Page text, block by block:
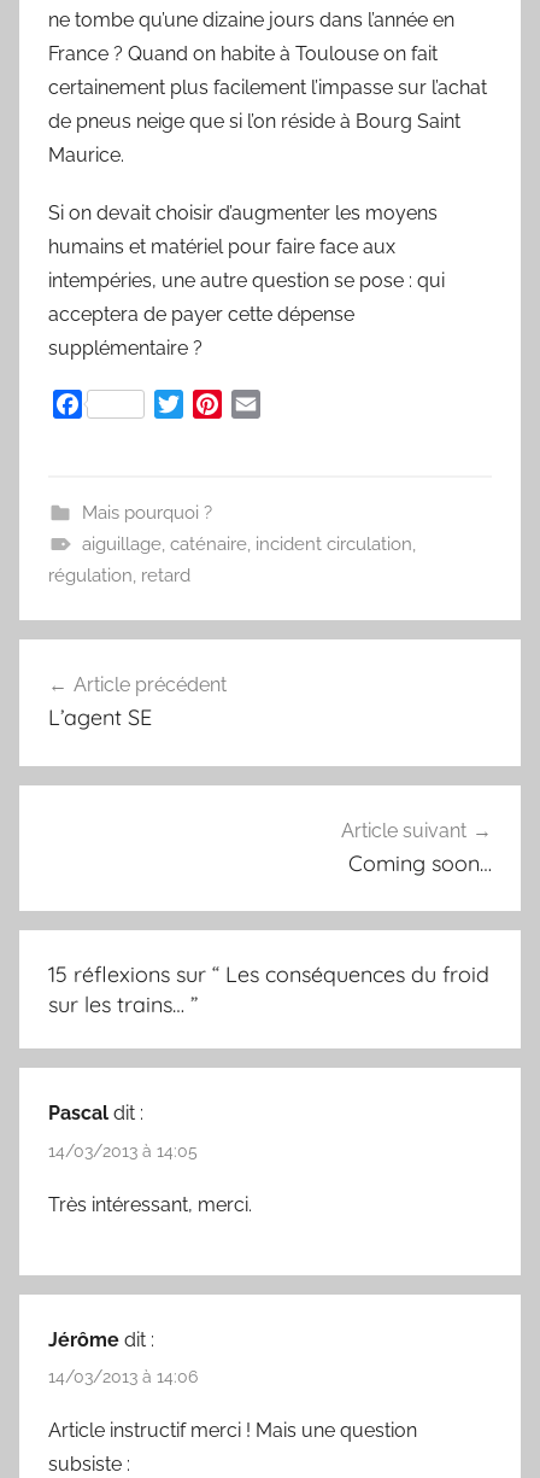
ne tombe qu’une dizaine jours dans l’année en
France ? Quand on habite à Toulouse on fait
certainement plus facilement l’impasse sur l’achat
de pneus neige que si l’on réside à Bourg Saint
Maurice.
Si on devait choisir d’augmenter les moyens
humains et matériel pour faire face aux
intempéries, une autre question se pose : qui
acceptera de payer cette dépense
supplémentaire ?
F
b
o
o
t
e
r
r
t
Mais pourquoi ?
aiguillage, caténaire, incident circulation,
régulation, retard
Navigation
de
l’article
Article précédent
L’agent SE
Article suivant
Coming soon…
15 réflexions sur “ Les conséquences du froid
sur les trains… ”
Pascal dit :
14/03/2013 à 14:05
Très intéressant, merci.
Jérôme dit :
14/03/2013 à 14:06
Article instructif merci ! Mais une question
subsiste :